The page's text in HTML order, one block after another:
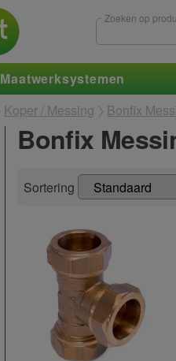
Zoeken op
Maatwerksystemen
Koper / Messing
Bonfix
Bonfix
Sortering